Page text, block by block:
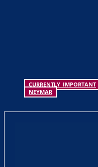
CURRENTLY_IMPORTANT
NEYMAR